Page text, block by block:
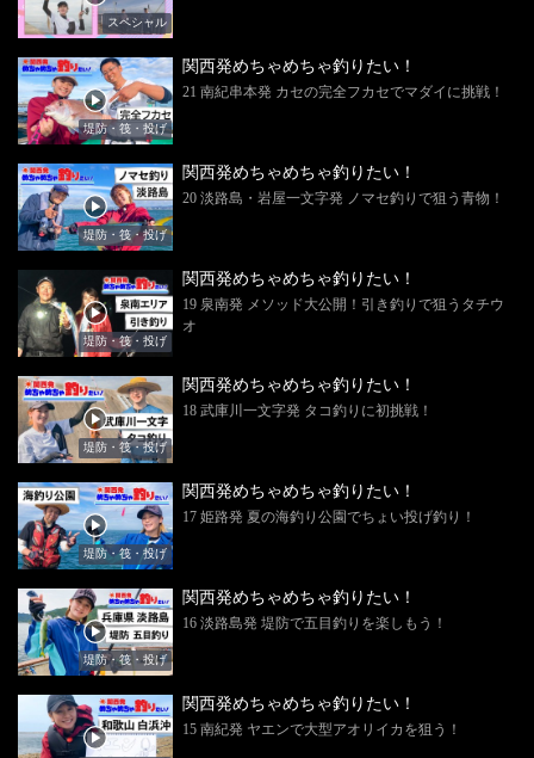
スペシャル
堤防・筏・投げ
関西発めちゃめちゃ釣りたい！
21 南紀串本発 カセの完全フカセでマダイに挑戦！
堤防・筏・投げ
関西発めちゃめちゃ釣りたい！
20 淡路島・岩屋一文字発 ノマセ釣りで狙う青物！
堤防・筏・投げ
関西発めちゃめちゃ釣りたい！
19 泉南発 メソッド大公開！引き釣りで狙うタチウ
オ
堤防・筏・投げ
関西発めちゃめちゃ釣りたい！
18 武庫川一文字発 タコ釣りに初挑戦！
堤防・筏・投げ
関西発めちゃめちゃ釣りたい！
17 姫路発 夏の海釣り公園でちょい投げ釣り！
堤防・筏・投げ
関西発めちゃめちゃ釣りたい！
16 淡路島発 堤防で五目釣りを楽しもう！
関西発めちゃめちゃ釣りたい！
15 南紀発 ヤエンで大型アオリイカを狙う！